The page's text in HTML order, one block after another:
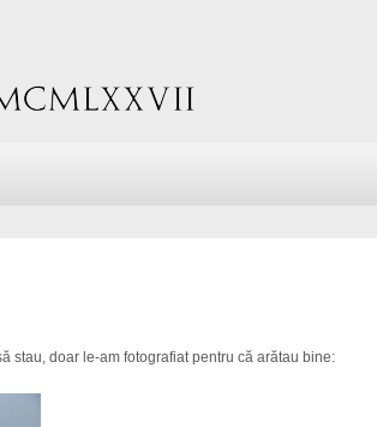
stau, doar le-am fotografiat pentru că arătau bine: